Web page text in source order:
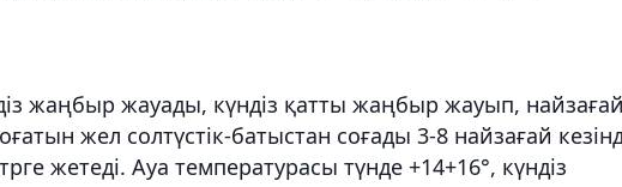
жаңбыр жауады, күндіз қатты жаңбыр жауып, найзағай
жел солтүстік-батыстан соғады 3-8 найзағай
жетеді. Ауа температурасы түнде +14+16°, күндіз